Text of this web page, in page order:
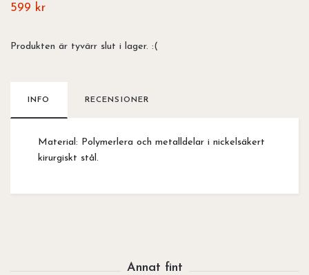
599 kr
Produkten är tyvärr slut i lager. :(
INFO RECENSIONER
Material: Polymerlera och metalldelar i nickelsäkert
kirurgiskt stål.